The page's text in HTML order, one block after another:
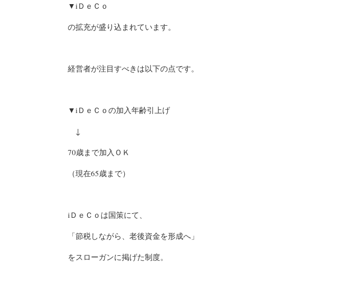
▼iＤｅＣｏ
の拡充が盛り込まれています。
経営者が注目すべきは以下の点です。
▼iＤｅＣｏの加入年齢引上げ
↓
70歳まで加入ＯＫ
（現在65歳まで）
iＤｅＣｏは国策にて、
「節税しながら、老後資金を形成へ」
をスローガンに掲げた制度。